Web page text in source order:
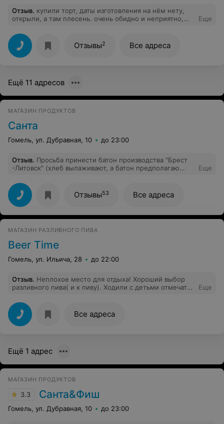
Отзыв. купили торт, даты изготовления на нём нету,
открыли, а там плесень. очень обидно и неприятно,
Еще
Отзывы2 Все адреса
Ещё 11 адресов
МАГАЗИН ПРОДУКТОВ
Санта
Гомель, ул. Дубравная, 10 до 23:00
Отзыв. Просьба принести батон производства "Брест
-Литовск" (хлеб вылаживают, а батон предполагаю
производителей) к отдельной сотруднице была
встречена недовольством и негативом. Это было в
20.25. Пришла снова в 21.35 и батон был уже в
продаже. "Спасибо" персоналу.
Еще
Отзывы53 Все адреса
МАГАЗИН РАЗЛИВНОГО ПИВА
Beer Time
Гомель, ул. Ильича, 28 до 22:00
Отзыв. Неплохое место для отдыха! Хороший выбор
разливного пива( и к пиву). Ходили с детьми отмечать
администратора есть меню от " Вавилон"-удобно).
Дети остались в восторге от комнаты " Другой мир"-
огромный выбор комп. игр и виртуальной
реальности....Взрослой компанией будет еще
Еще
Все адреса
Ещё 1 адрес
МАГАЗИН ПРОДУКТОВ
3.3 Санта&Фиш
Гомель, ул. Дубравная, 10 до 23:00